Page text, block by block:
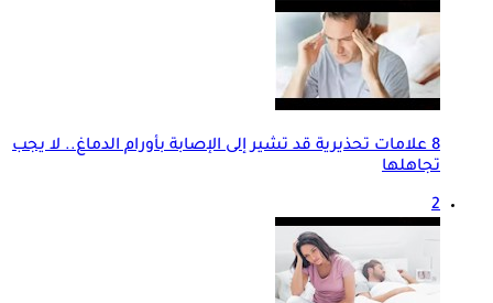
8 علامات تحذيرية قد تشير إلى الإصابة بأورام الدماغ.. لا يجب
تجاهلها
2